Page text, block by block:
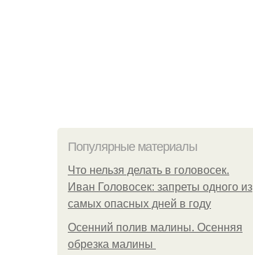
Популярные материалы
Что нельзя делать в головосек.
Иван Головосек: запреты одного из
самых опасных дней в году
Осенний полив малины. Осенняя
обрезка малины